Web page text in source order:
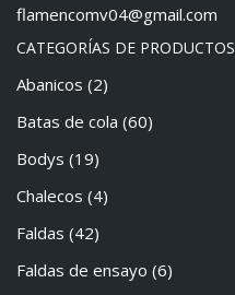
flamencomv04@gmail.com
CATEGORÍAS DE PRODUCTOS
Abanicos (2)
Batas de cola (60)
Bodys (19)
Chalecos (4)
Faldas (42)
Faldas de ensayo (6)